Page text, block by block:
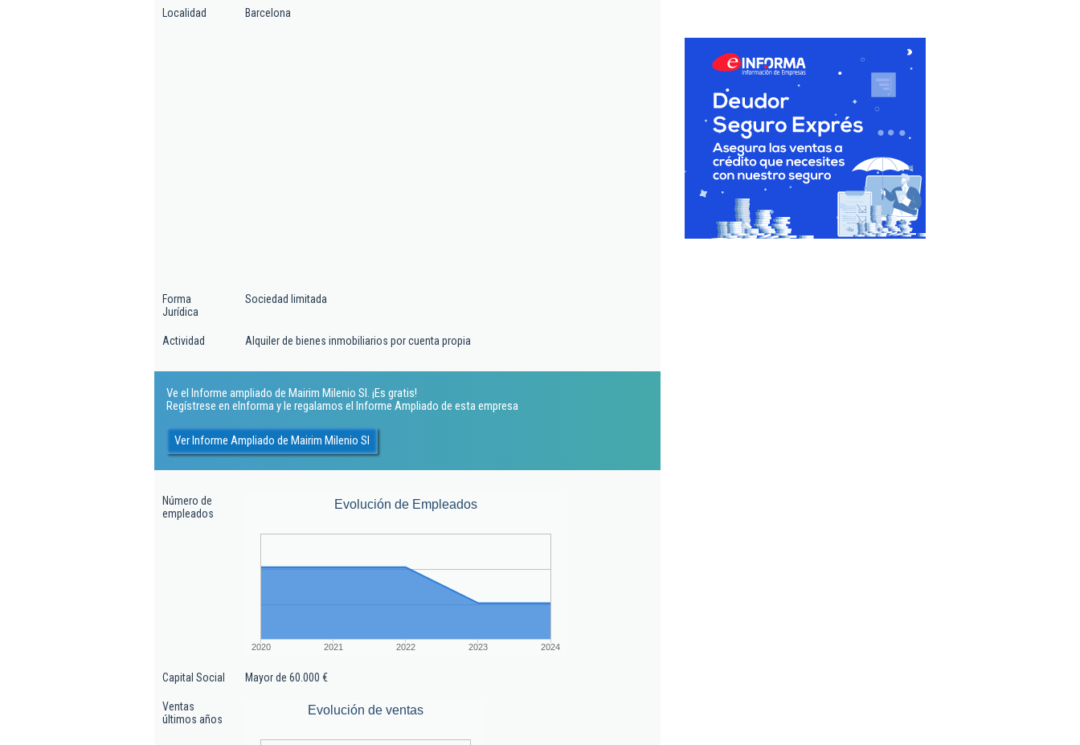
Localidad Barcelona
Forma
Jurídica
Sociedad limitada
Actividad Alquiler de bienes inmobiliarios por cuenta propia
Ve el Informe ampliado de Mairim Milenio Sl. ¡Es gratis!
Regístrese en eInforma y le regalamos el Informe Ampliado de esta empresa
Ver Informe Ampliado de Mairim Milenio Sl
Número de
empleados
Evolución de Empleados
2020 2021 2022 2023 2024
Capital Social Mayor de 60.000 €
Ventas
últimos años
Evolución de ventas